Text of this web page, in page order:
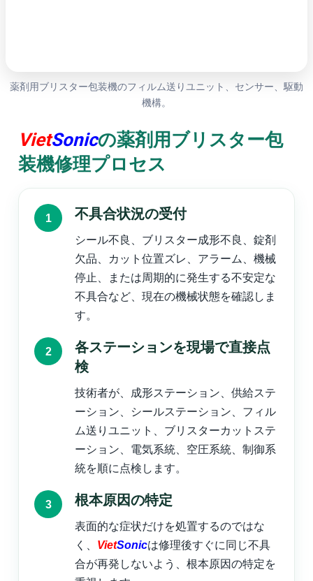
薬剤用ブリスター包装機のフィルム送りユニット、センサー、駆動
機構。
VietSonicの薬剤用ブリスター包
装機修理プロセス
不具合状況の受付
シール不良、ブリスター成形不良、錠剤
欠品、カット位置ズレ、アラーム、機械
停止、または周期的に発生する不安定な
不具合など、現在の機械状態を確認しま
す。
各ステーションを現場で直接点
検
技術者が、成形ステーション、供給ステ
ーション、シールステーション、フィル
ム送りユニット、ブリスターカットステ
ーション、電気系統、空圧系統、制御系
統を順に点検します。
根本原因の特定
表面的な症状だけを処置するのではな
く、 VietSonicは修理後すぐに同じ不具
合が再発しないよう、根本原因の特定を